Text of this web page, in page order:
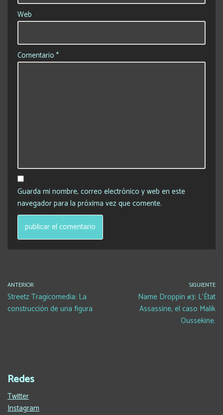
Web
Comentario *
Guarda mi nombre, correo electrónico y web en este
navegador para la próxima vez que comente.
ANTERIOR
Streetz Tragicomedia: La
construcción de una figura
SIGUIENTE
Name Droppin #3: L’État
Assassine, el caso Malik
Oussekine.
Redes
Twitter
Instagram